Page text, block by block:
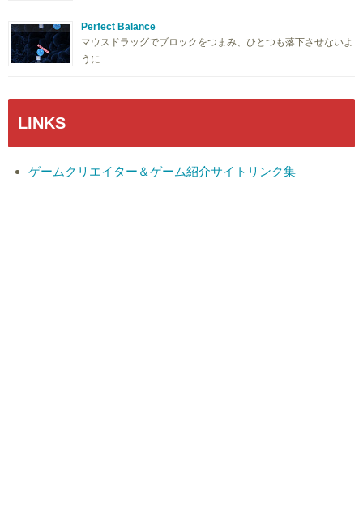
Perfect Balance
マウスドラッグでブロックをつまみ、ひとつも落下させないよ
うに …
LINKS
ゲームクリエイター＆ゲーム紹介サイトリンク集